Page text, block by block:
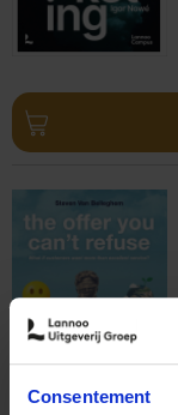
Consentement